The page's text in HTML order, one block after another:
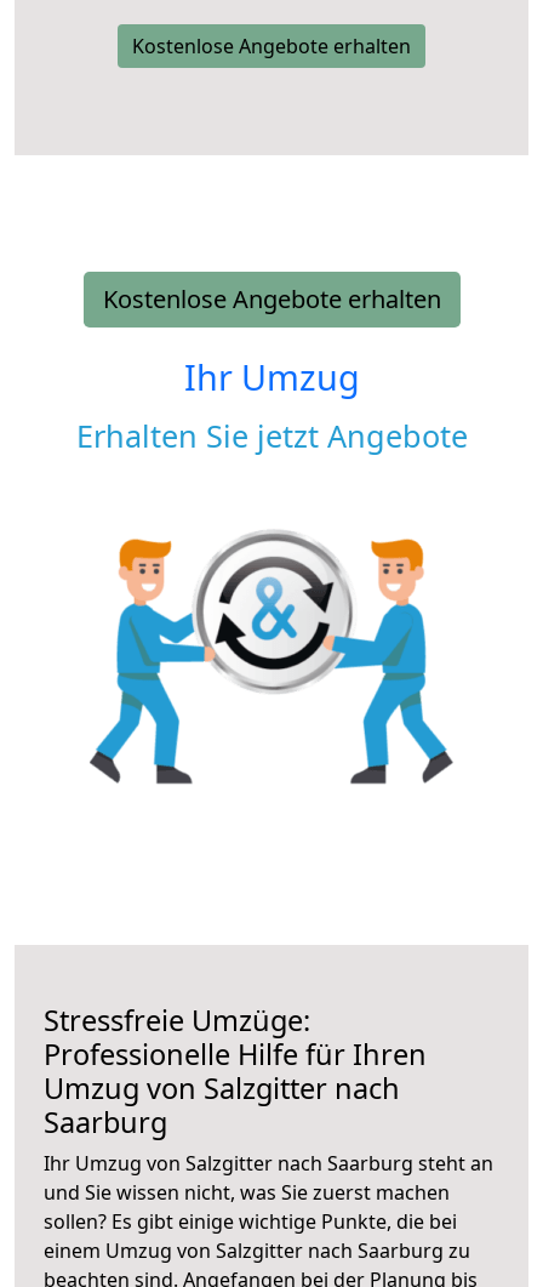
Kostenlose Angebote erhalten
Kostenlose Angebote erhalten
Ihr Umzug
Erhalten Sie jetzt Angebote
Stressfreie Umzüge:
Professionelle Hilfe für Ihren
Umzug von Salzgitter nach
Saarburg
Ihr Umzug von Salzgitter nach Saarburg steht an
und Sie wissen nicht, was Sie zuerst machen
sollen? Es gibt einige wichtige Punkte, die bei
einem Umzug von Salzgitter nach Saarburg zu
beachten sind. Angefangen bei der Planung bis